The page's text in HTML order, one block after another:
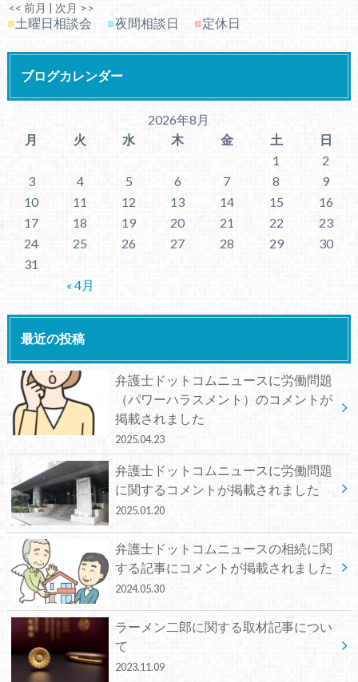
<< 前月 | 次月 >>
■土曜日相談会 ■夜間相談日 ■定休日
ブログカレンダー
2026年8月
月
火 水 木 金 土 日
« 4月
1
2
3
4 5 6 7 8
9
10
11 12 13 14 15
16
17
18 19 20 21 22
23
24
25 26 27 28 29
30
31
最近の投稿
弁護士ドットコムニュースに労働問題
（パワーハラスメント）のコメントが
掲載されました
2025.04.23
弁護士ドットコムニュースに労働問題
に関するコメントが掲載されました
2025.01.20
弁護士ドットコムニュースの相続に関
する記事にコメントが掲載されました
2024.05.30
ラーメン二郎に関する取材記事につい
て
2023.11.09